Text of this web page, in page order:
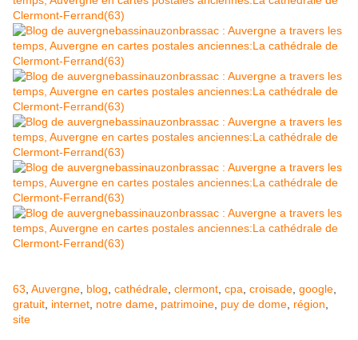
63 Auvergne blog cathédrale clermont cpa croisade google
gratuit internet notre dame patrimoine puy de dome région
site